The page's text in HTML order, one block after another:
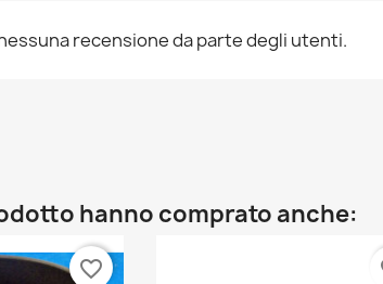
recensione da parte degli utenti.
hanno comprato anche:
favorite_border